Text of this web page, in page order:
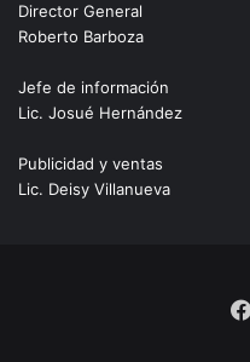
Director General
Roberto Barboza
Jefe de información
Lic. Josué Hernández
Publicidad y ventas
Lic. Deisy Villanueva